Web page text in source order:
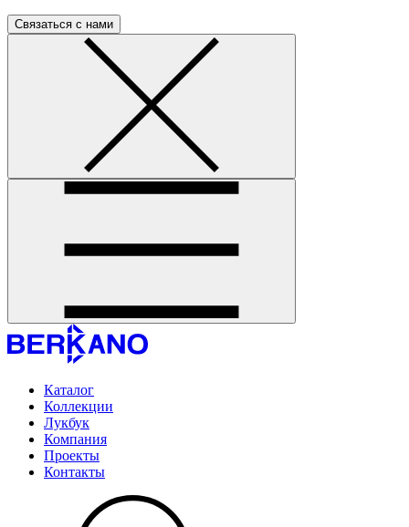
Связаться с нами
Каталог
Коллекции
Лукбук
Компания
Проекты
Контакты